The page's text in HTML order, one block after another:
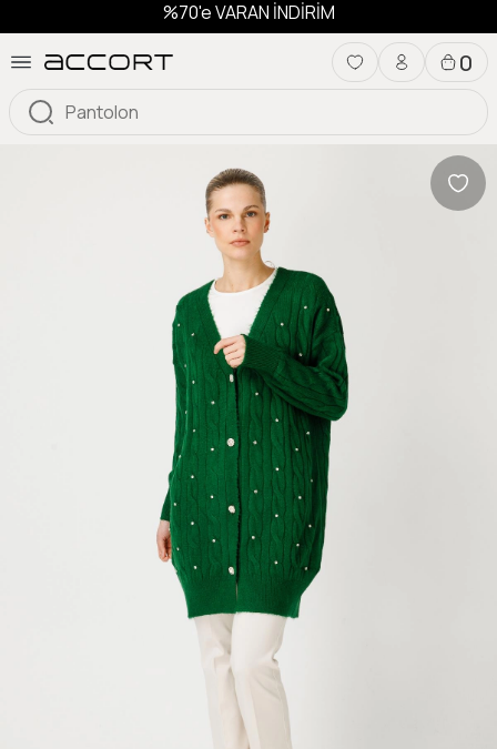
%70'e VARAN İNDİRİM
0